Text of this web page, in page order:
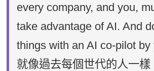
every company, and you,
take advantage of AI. And
things with an AI co-pilot by
就像過去每個世代的人一